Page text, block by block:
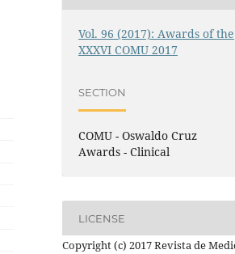
Vol. 96 (2017): Awards of the
XXXVI COMU 2017
SECTION
COMU - Oswaldo Cruz
Awards - Clinical
LICENSE
Copyright (c) 2017 Revista de